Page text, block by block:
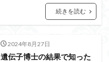
続きを読む
2024年8月27日
遺伝子博士の結果で知った